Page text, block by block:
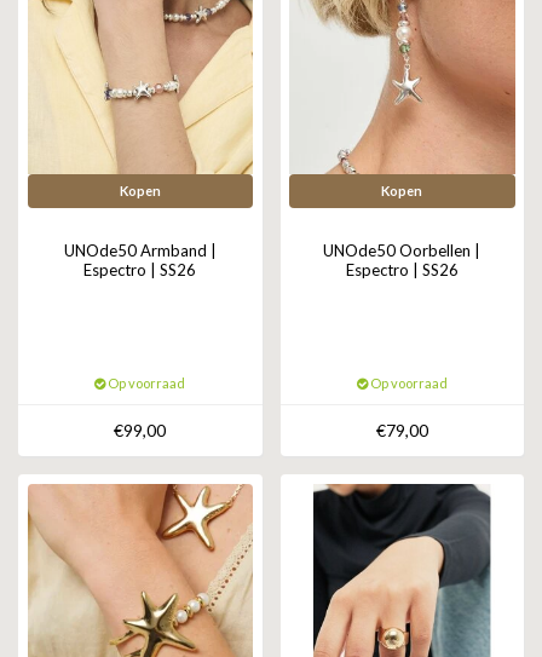
Kopen
UNOde50 Armband |
Espectro | SS26
Op voorraad
€99,00
Kopen
UNOde50 Oorbellen |
Espectro | SS26
Op voorraad
€79,00